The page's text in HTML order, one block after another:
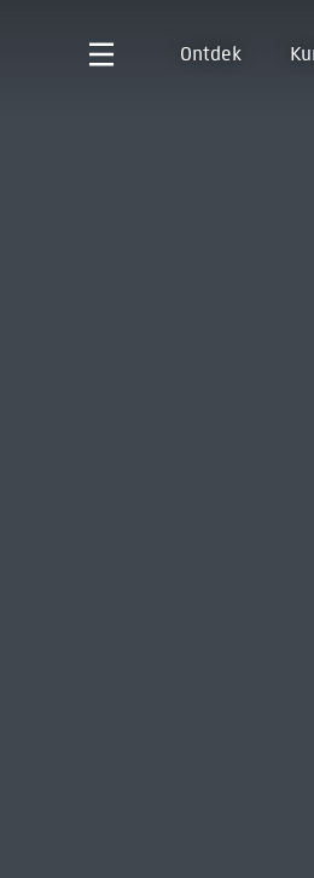
Ontdek